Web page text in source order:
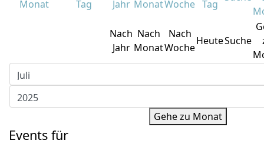
Nach
Jahr
Nach
Monat
Nach
Woche
HeuteSuche
Gehe zu Monat
Events für